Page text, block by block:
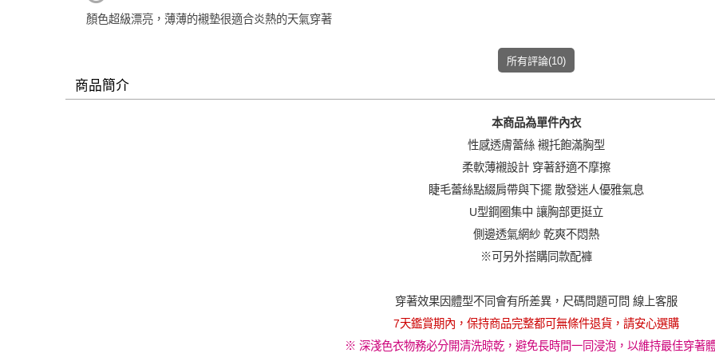
顏色超級漂亮，薄薄的襯墊很適合炎熱的天氣穿著
所有評論(10)
商品簡介
本商品為單件內衣
性感透膚蕾絲 襯托飽滿胸型
柔軟薄襯設計 穿著舒適不摩擦
睫毛蕾絲點綴肩帶與下擺 散發迷人優雅氣息
U型鋼圈集中 讓胸部更挺立
側邊透氣網紗 乾爽不悶熱
※可另外搭購同款配褲
穿著效果因體型不同會有所差異，尺碼問題可問 線上客服
7天鑑賞期內，保持商品完整都可無條件退貨，請安心選購
※ 深淺色衣物務必分開清洗晾乾，避免長時間一同浸泡，以維持最佳穿著